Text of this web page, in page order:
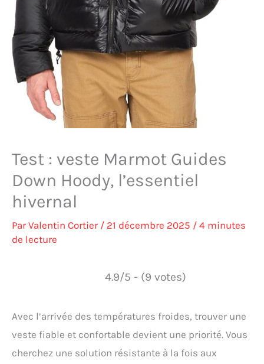
Test : veste Marmot Guides
Down Hoody, l’essentiel
hivernal
ParValentin Cortier / 21 décembre 2025 / 4 minutes
de lecture
4.9/5 - (9 votes)
Avec l’arrivée des températures froides, trouver une
veste fiable et confortable devient une priorité. Vous
cherchez une solution résistante à la fois aux